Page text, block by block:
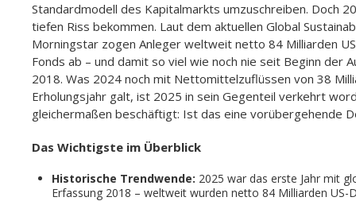
Standardmodell des Kapitalmarkts umzuschreiben. Doch
tiefen Riss bekommen. Laut dem aktuellen Global
Morningstar zogen Anleger weltweit netto 84 Milliarden
Fonds ab – und damit so viel wie noch nie seit Beginn der
2018. Was 2024 noch mit Nettomittelzuflüssen von 38
Erholungsjahr galt, ist 2025 in sein Gegenteil verkehrt
gleichermaßen beschäftigt: Ist das eine vorübergehende
Das Wichtigste im Überblick
Historische Trendwende: 2025 war das erste Jahr mit
Erfassung 2018 – weltweit wurden netto 84 Milliarden